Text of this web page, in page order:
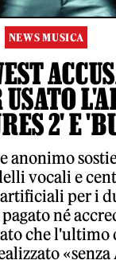
NEWS MUSICA
USATO
2' E
anonimo
vocali e
per i
pagato né
che l'ultimo
«senza